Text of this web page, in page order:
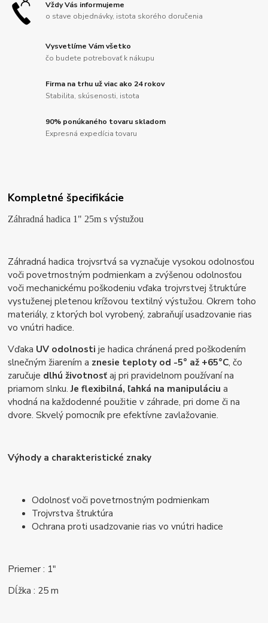
Vždy Vás informujeme
o stave objednávky, istota skorého doručenia
Vysvetlíme Vám všetko
čo budete potrebovať k nákupu
Firma na trhu už viac ako 24 rokov
Stabilita, skúsenosti, istota
90% ponúkaného tovaru skladom
Expresná expedícia tovaru
Kompletné špecifikácie
Záhradná hadica 1" 25m s výstužou
Záhradná hadica trojvsrtvá sa vyznačuje vysokou odolnosťou
voči povetrnostným podmienkam a zvýšenou odolnosťou
voči mechanickému poškodeniu vďaka trojvrstvej štruktúre
vystuženej pletenou krížovou textilný výstužou. Okrem toho
materiály, z ktorých bol vyrobený, zabraňují usadzovanie rias
vo vnútri hadice.
Vďaka UV odolnostije hadica chránená pred poškodením
slnečným žiarením a znesie teploty od -5° až +65°C, čo
zaručuje dlhú životnosťaj pri pravidelnom používaní na
priamom slnku.Je flexibilná, ľahká na manipuláciua
vhodná na každodenné použitie v záhrade, pri dome či na
dvore. Skvelý pomocník pre efektívne zavlažovanie.
Výhody a charakteristické znaky
Odolnosť voči povetrnostným podmienkam
Trojvrstva štruktúra
Ochrana proti usadzovanie rias vo vnútri hadice
Priemer : 1"
Dĺžka : 25 m